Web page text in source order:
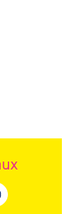
fenêtre)fenêtre)
(nouvelle